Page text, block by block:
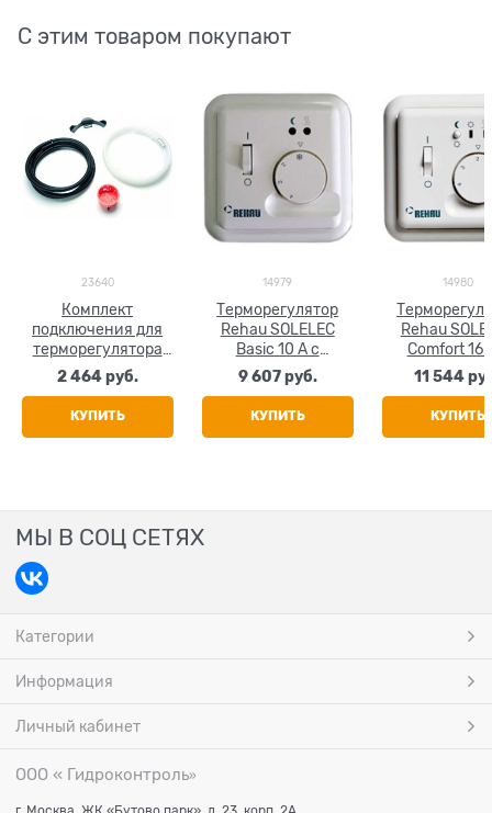
С этим товаром покупают
23640
Комплект
подключения для
терморегулятора
Rehau SOLELEC
2 464 руб.
КУПИТЬ
14979
Терморегулятор
Rehau SOLELEC
Basic 10 A с
выносным
датчиком
температуры
9 607 руб.
КУПИТЬ
14980
Rehau
Comfort 16
функцией
с
11 544
КУПИТЬ
МЫ В СОЦ СЕТЯХ
Категории
Информация
Личный кабинет
ООО « Гидроконтроль»